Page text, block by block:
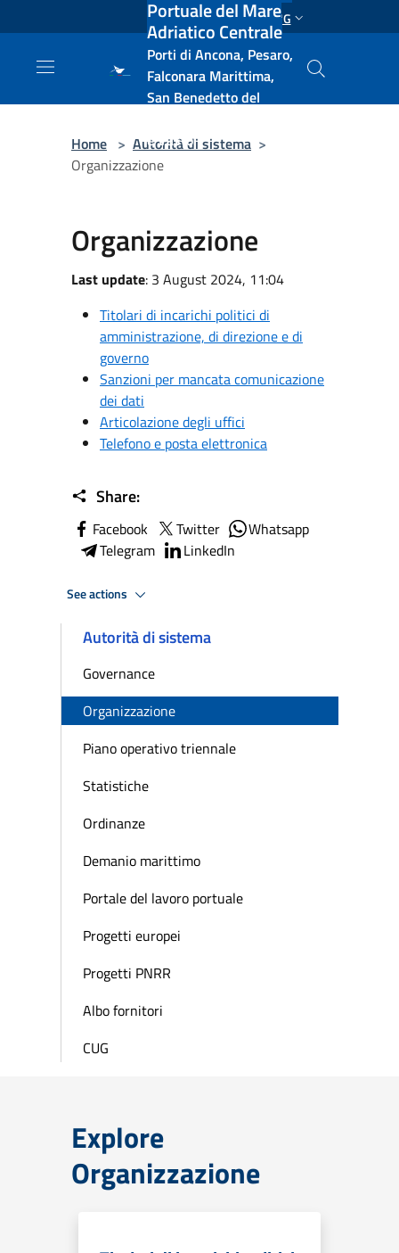
Salta al contenuto principale ENG
Portuale del Mare
Adriatico Centrale
Porti di Ancona, Pesaro,
Falconara Marittima,
San Benedetto del
e Vasto
Home > Autorità di sistema >
Organizzazione
Organizzazione
Last update: 3 August 2024, 11:04
Titolari di incarichi politici di
amministrazione, di direzione e di
governo
Sanzioni per mancata comunicazione
dei dati
Articolazione degli uffici
Telefono e posta elettronica
Share:
Facebook Twitter
Whatsapp
Telegram
LinkedIn
See actions
Autorità di sistema
Governance
Organizzazione
Piano operativo triennale
Statistiche
Ordinanze
Demanio marittimo
Portale del lavoro portuale
Progetti europei
Progetti PNRR
Albo fornitori
CUG
Explore
Organizzazione